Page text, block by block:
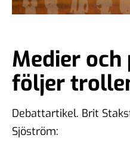
Medier
följer
Debattartikel. Brit
Sjöström: